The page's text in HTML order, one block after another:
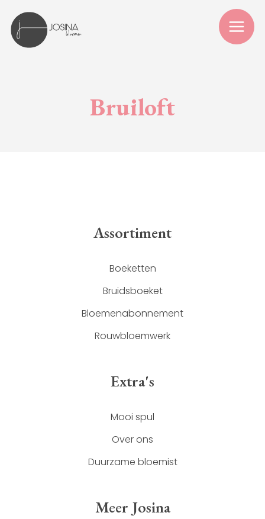
Bruiloft
Assortiment
Boeketten
Bruidsboeket
Bloemenabonnement
Rouwbloemwerk
Extra's
Mooi spul
Over ons
Duurzame bloemist
Meer Josina